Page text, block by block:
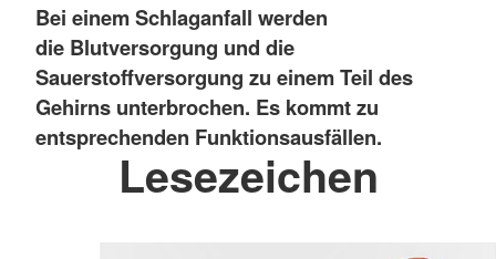
Bei einem Schlaganfall werden
die Blutversorgung und die
Sauerstoffversorgung zu einem Teil des
Gehirns unterbrochen. Es kommt zu
entsprechenden Funktionsausfällen.
Lesezeichen